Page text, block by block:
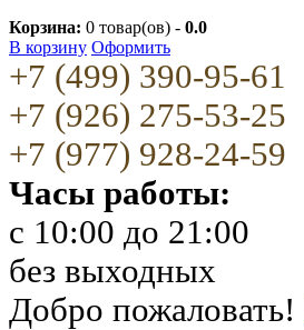
Корзина: 0 товар(ов) - 0.0
В корзину Оформить
+7 (499) 390-95-61
+7 (926) 275-53-25
+7 (977) 928-24-59
Часы работы:
c 10:00 до 21:00
без выходных
Добро пожаловать!